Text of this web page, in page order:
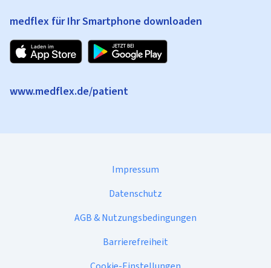
medflex für Ihr Smartphone downloaden
www.medflex.de/patient
Impressum
Datenschutz
AGB & Nutzungsbedingungen
Barrierefreiheit